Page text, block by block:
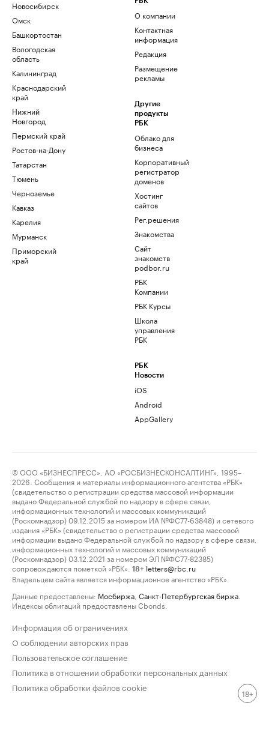
Новосибирск
Омск
Башкортостан
Вологодская
область
Калининград
Краснодарский
край
Нижний
Новгород
Пермский край
Ростов-на-Дону
Татарстан
Тюмень
Черноземье
Кавказ
Карелия
Мурманск
Приморский
край
О компании
Контактная
информация
Редакция
Размещение
рекламы
Другие
продукты
РБК
Облако для
бизнеса
Корпоративный
регистратор
доменов
Хостинг
сайтов
Рег.решения
Знакомства
Сайт
знакомств
podbor.ru
РБК
Компании
РБК Курсы
Школа
управления
РБК
РБК
Новости
iOS
Android
AppGallery
© ООО «БИЗНЕСПРЕСС», АО «РОСБИЗНЕСКОНСАЛТИНГ», 1995–
2026. Сообщения и материалы информационного агентства «РБК»
(свидетельство о регистрации средства массовой информации
выдано Федеральной службой по надзору в сфере связи,
информационных технологий и массовых коммуникаций
(Роскомнадзор) 09.12.2015 за номером ИА №ФС77-63848) и сетевого
издания «РБК» (свидетельство о регистрации средства массовой
информации выдано Федеральной службой по надзору в сфере связи,
информационных технологий и массовых коммуникаций
(Роскомнадзор) 03.12.2021 за номером ЭЛ №ФС77-82385)
сопровождаются пометкой «РБК».
18+ letters@rbc.ru
Владельцем сайта является информационное агентство «РБК».
Данные предоставлены: Мосбиржа Санкт-Петербургская биржа
Индексы облигаций предоставлены Cbonds.
Информация об ограничениях
О соблюдении авторских прав
Пользовательское соглашение
Политика в отношении обработки персональных данных
Политика обработки файлов cookie
18+